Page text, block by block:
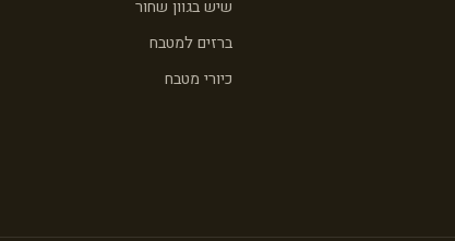
שיש בגוון שחור
ברזים למטבח
כיורי מטבח